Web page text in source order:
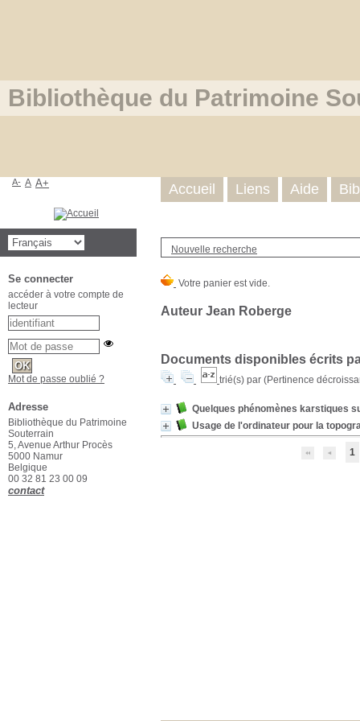
Bibliothèque du Patrimoine
Nouvelle recherche
Auteur Jean Roberge
Documents disponibles écrits
trié(s) par (Pertinence
Quelques phénomènes karstiques
Usage de l'ordinateur pour la
1
Accueil Liens Aide
A- A A+
Se connecter
accéder à votre compte de
lecteur
Mot de passe oublié ?
Adresse
Bibliothèque du Patrimoine
Souterrain
5, Avenue Arthur Procès
5000 Namur
Belgique
00 32 81 23 00 09
contact